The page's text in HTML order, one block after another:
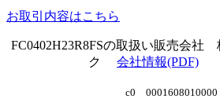
お取引内容はこちら
FC0402H23R8FSの取扱い販売会社
ク 会社情報(PDF)
c0